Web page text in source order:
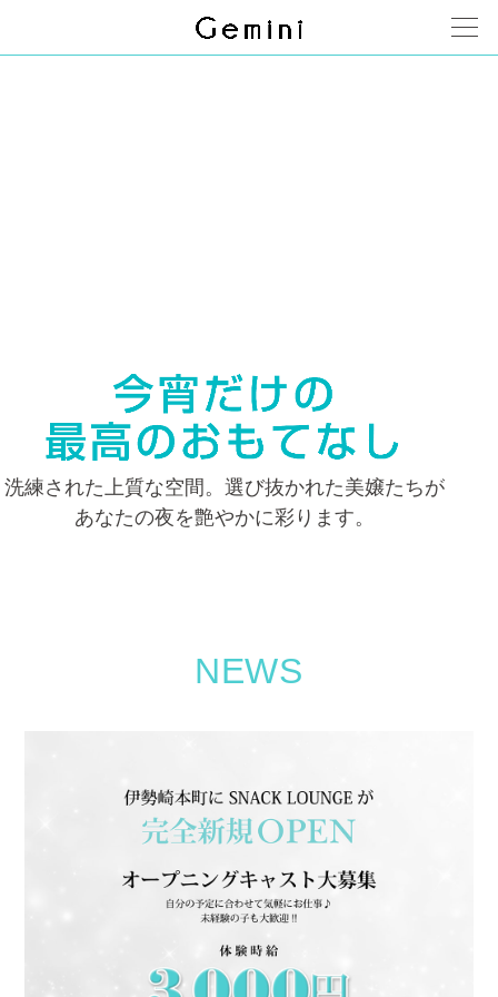
洗練された上質な空間。選び抜かれた美嬢たちが
あなたの夜を艶やかに彩ります。
NEWS